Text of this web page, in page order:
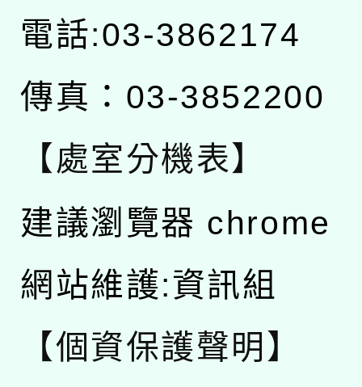
電話:03-3862174
傳真：03-3852200
【處室分機表】
建議瀏覽器 chrome
網站維護:資訊組
【個資保護聲明】